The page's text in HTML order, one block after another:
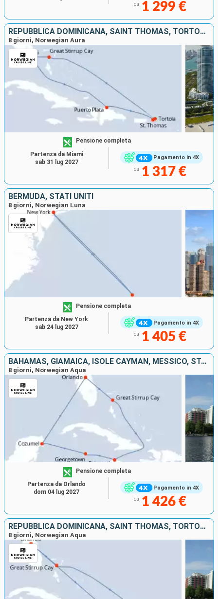
da 1 299 €
REPUBBLICA DOMINICANA, SAINT THOMAS, TORTOLA, BAHAMAS, STATI UNITI
8 giorni, Norwegian Aura
Pagamento in 4X
Pensione completa
da 1 317 €
Partenza da Miami
sab 31 lug 2027
BERMUDA, STATI UNITI
8 giorni, Norwegian Luna
Pagamento in 4X
Pensione completa
da 1 405 €
Partenza da New York
sab 24 lug 2027
BAHAMAS, GIAMAICA, ISOLE CAYMAN, MESSICO, STATI UNITI
8 giorni, Norwegian Aqua
Pagamento in 4X
Pensione completa
da 1 426 €
Partenza da Orlando
dom 04 lug 2027
REPUBBLICA DOMINICANA, SAINT THOMAS, TORTOLA, BAHAMAS, STATI UNITI
8 giorni, Norwegian Aqua